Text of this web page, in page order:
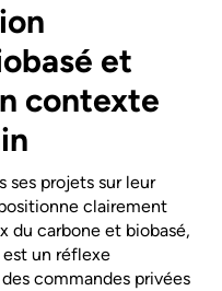
et
contexte
ses projets sur leur
clairement
du carbone et biobasé,
un réflexe
commandes privées